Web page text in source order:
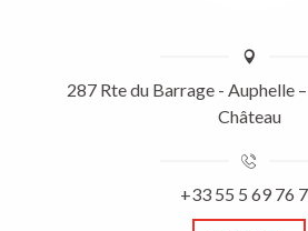
287 Rte du Barrage - Auphelle
Château
+33 55 5 69 76